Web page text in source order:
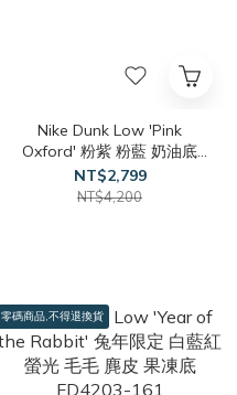
Nike Dunk Low 'Pink
Oxford' 粉紫 粉藍 奶油底
DD1503-601
NT$2,799
NT$4,200
零碼商品,不得退換貨